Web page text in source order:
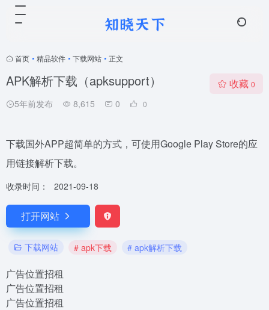
首页 • 精品软件 • 下载网站 • 正文
APK解析下载（apksupport）
5年前发布 8,615 0 0
收藏 0
下载国外APP超简单的方式，可使用Google Play Store的应
用链接解析下载。
收录时间： 2021-09-18
打开网站
下载网站 # apk下载 # apk解析下载
广告位置招租
广告位置招租
广告位置招租